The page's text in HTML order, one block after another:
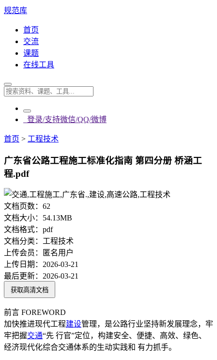
规范库
首页
交流
课题
在线工具
登录/支持微信/QQ/微博
首页 > 工程技术
广东省公路工程施工标准化指南 第四分册 桥涵工
程.pdf
文档页数： 62
文档大小： 54.13MB
文档格式： pdf
文档分类： 工程技术
上传会员：
匿名用户
上传日期： 2026-03-21
最后更新： 2026-03-21
获取高清文档
前言 FOREWORD
加快推进现代工程建设管理，是公路行业坚持新发展理念，牢
牢把握交通“先 行官”定位，构建安全、便捷、高效、绿色、
经济现代化综合交通体系的生动实践和 有力抓手。